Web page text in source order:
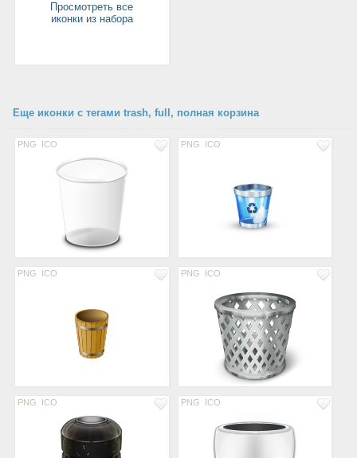
Просмотреть все
иконки из набора
Еще иконки с тегами trash, full, полная корзина
PNG ICO PNG ICO
PNG ICO PNG ICO
PNG ICO PNG ICO